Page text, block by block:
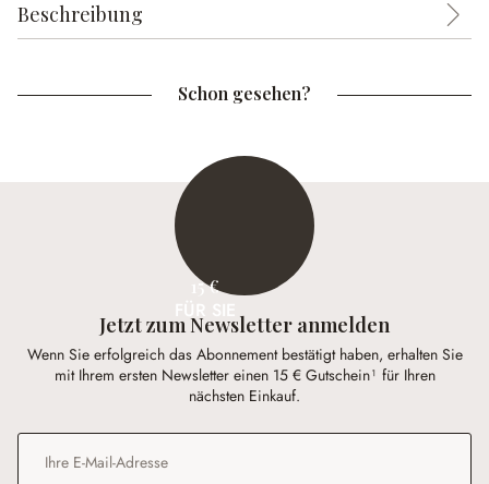
Beschreibung
Schon gesehen?
15 €
Jetzt zum Newsletter anmelden
Wenn Sie erfolgreich das Abonnement bestätigt haben, erhalten Sie
mit Ihrem ersten Newsletter einen 15 € Gutschein¹ für Ihren
nächsten Einkauf.
E-Mail-Adresse